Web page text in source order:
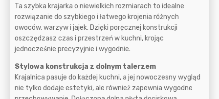
Ta szybka krajarka o niewielkich rozmiarach to idealne
rozwiązanie do szybkiego i łatwego krojenia różnych
owoców, warzyw i jajek. Dzięki poręcznej konstrukcji
oszczędzasz czas i przestrzeń w kuchni, krojąc
jednocześnie precyzyjnie i wygodnie.
Stylowa konstrukcja z dolnym talerzem
Krajalnica pasuje do każdej kuchni, a jej nowoczesny wygląd
nie tylko dodaje estetyki, ale również zapewnia wygodne